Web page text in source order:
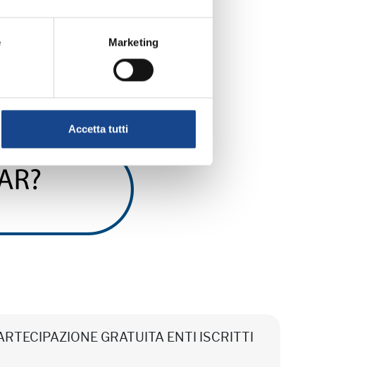
Marketing
Accetta tutti
DIDATTICO
GRATUITA ENTI ISCRITTI